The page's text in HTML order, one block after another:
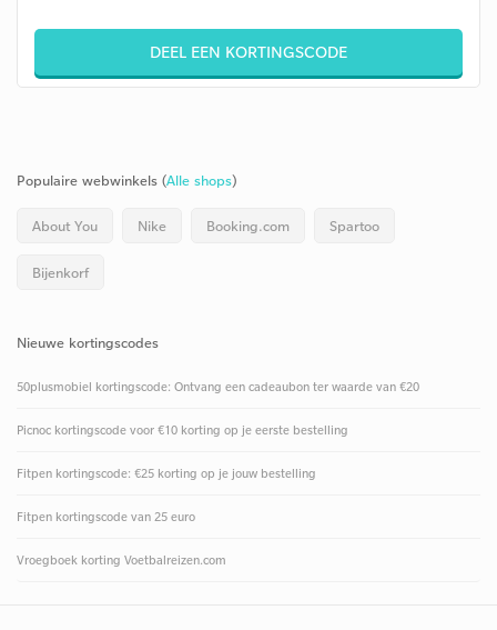
DEEL EEN KORTINGSCODE
Populaire webwinkels (Alle shops)
About You Nike Booking.com Spartoo
Bijenkorf
Nieuwe kortingscodes
50plusmobiel kortingscode: Ontvang een cadeaubon ter waarde van €20
Picnoc kortingscode voor €10 korting op je eerste bestelling
Fitpen kortingscode: €25 korting op je jouw bestelling
Fitpen kortingscode van 25 euro
Vroegboek korting Voetbalreizen.com